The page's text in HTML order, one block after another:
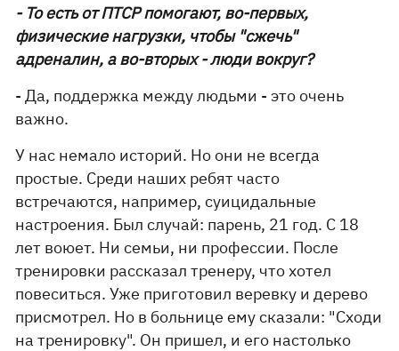
- То есть от ПТСР помогают, во-первых,
физические нагрузки, чтобы "сжечь"
адреналин, а во-вторых - люди вокруг?
- Да, поддержка между людьми - это очень
важно.
У нас немало историй. Но они не всегда
простые. Среди наших ребят часто
встречаются, например, суицидальные
настроения. Был случай: парень, 21 год. С 18
лет воюет. Ни семьи, ни профессии. После
тренировки рассказал тренеру, что хотел
повеситься. Уже приготовил веревку и дерево
присмотрел. Но в больнице ему сказали: "Сходи
на тренировку". Он пришел, и его настолько